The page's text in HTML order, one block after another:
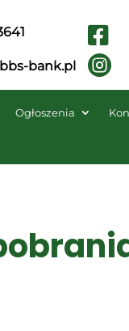
bank.pl


Ogłoszenia